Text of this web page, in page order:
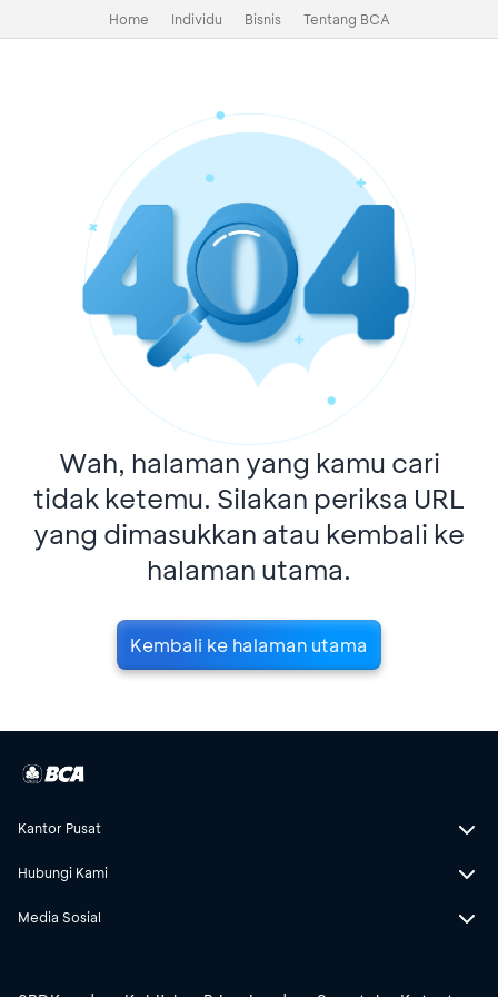
Home Individu Bisnis Tentang BCA
Wah, halaman yang kamu cari
tidak ketemu. Silakan periksa URL
yang dimasukkan atau kembali ke
halaman utama.
Kembali ke halaman utama
Kantor Pusat
Hubungi Kami
Media Sosial